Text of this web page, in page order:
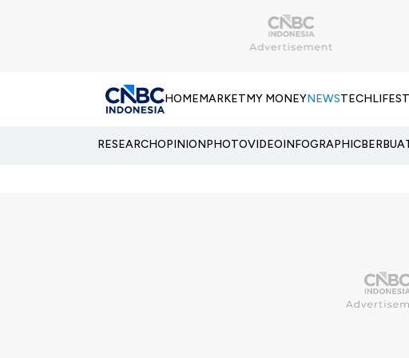
HOMEMARKETMY MONEYNEWSTECH
RESEARCHOPINIONPHOTOVIDEOINFOGRAPHIC